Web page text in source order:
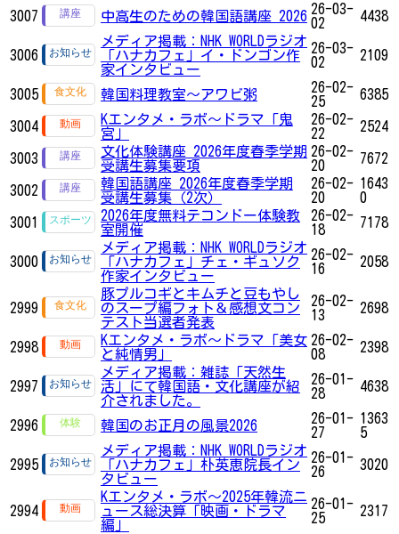
3007 中高生のための韓国語講座 2026 26-03-
02
4438
3006
メディア掲載：NHK WORLDラジオ
「ハナカフェ」イ・ドンゴン作
家インタビュー
26-03-
02
2109
3005 韓国料理教室～アワビ粥
26-02-
25
6385
3004
Kエンタメ・ラボ～ドラマ「鬼
宮」
26-02-
22
2524
3003
文化体験講座 2026年度春季学期
受講生募集要項
26-02-
20
7672
3002
韓国語講座 2026年度春季学期
受講生募集（2次）
26-02-
20
1643
0
3001
2026年度無料テコンドー体験教
室開催
26-02-
18
7178
3000
メディア掲載：NHK WORLDラジオ
「ハナカフェ」チェ・ギュソク
作家インタビュー
26-02-
16
2058
2999
豚プルコギとキムチと豆もやし
のスープ編フォト＆感想文コン
テスト当選者発表
26-02-
13
2698
2998
Kエンタメ・ラボ～ドラマ「美女
と純情男」
26-02-
08
2398
2997
メディア掲載：雑誌「天然生
活」にて韓国語・文化講座が紹
介されました。
26-01-
28
4638
2996 韓国のお正月の風景2026
26-01-
27
1363
5
2995
メディア掲載：NHK WORLDラジオ
「ハナカフェ」朴英恵院長イン
タビュー
26-01-
26
3020
2994
Kエンタメ・ラボ～2025年韓流ニ
ュース総決算「映画・ドラマ
編」
26-01-
25
2317